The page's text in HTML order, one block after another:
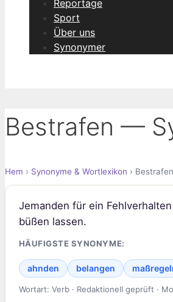
Reportage
Sport
Über uns
Synonymer
Bestrafen —
Hem › Synonyme & Wortlexikon ›
Jemanden für ein
büßen lassen.
HÄUFIGSTE SYNONYME:
ahnden belangen
Wortart: Verb · Redaktionell geprüft ·